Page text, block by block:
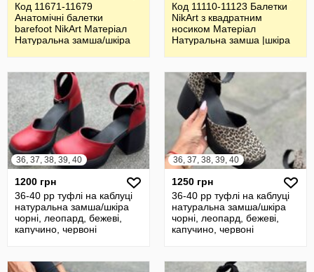
Код 11671-11679
Анатомічні балетки
barefoot NikArt Матеріал
Натуральна замша/шкіра
Код 11110-11123 Балетки
NikArt з квадратним
носиком Матеріал
Натуральна замша |шкіра
36, 37, 38, 39, 40
1200 грн
36-40 рр туфлі на каблуці
натуральна замша/шкіра
чорні, леопард, бежеві,
капучино, червоні
36, 37, 38, 39, 40
1250 грн
36-40 рр туфлі на каблуці
натуральна замша/шкіра
чорні, леопард, бежеві,
капучино, червоні